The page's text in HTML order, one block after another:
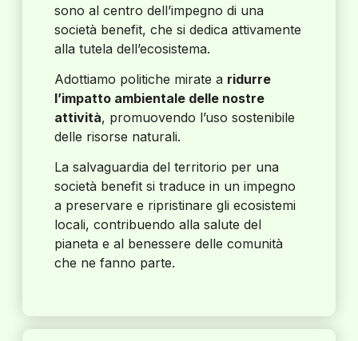
sono al centro dell’impegno di una
società benefit, che si dedica attivamente
alla tutela dell’ecosistema.
Adottiamo politiche mirate a ridurre
l’impatto ambientale delle nostre
attività, promuovendo l’uso sostenibile
delle risorse naturali.
La salvaguardia del territorio per una
società benefit si traduce in un impegno
a preservare e ripristinare gli ecosistemi
locali, contribuendo alla salute del
pianeta e al benessere delle comunità
che ne fanno parte.